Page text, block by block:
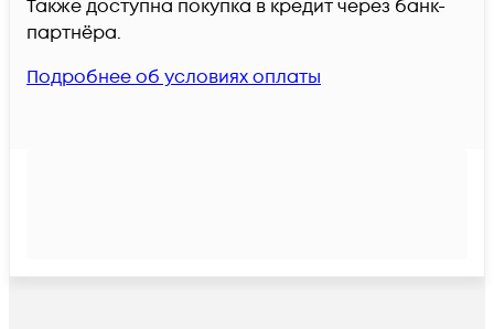
Также доступна покупка в кредит через банк-
партнёра.
Подробнее об условиях оплаты